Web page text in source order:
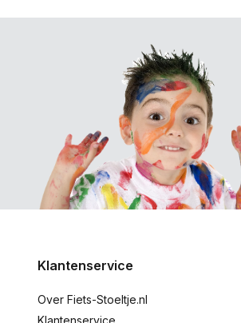
Klantenservice
Over Fiets-Stoeltje.nl
Klantenservice